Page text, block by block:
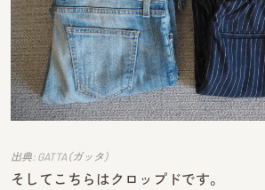
出典: GATTA（ガッタ）
そしてこちらはクロップドです。